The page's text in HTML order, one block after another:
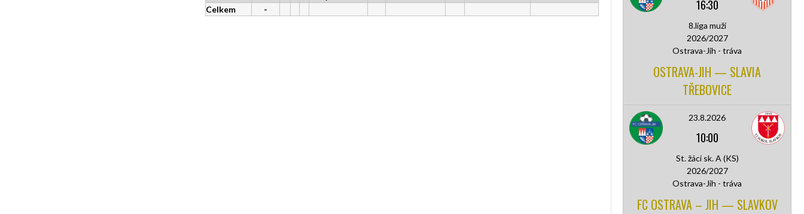
Celkem
- 16:30
8.liga muži
2026/2027
Ostrava-Jih - tráva
OSTRAVA-JIH — SLAVIA
TŘEBOVICE
23.8.2026
10:00
St. žáci sk. A (KS)
2026/2027
Ostrava-Jih - tráva
FC OSTRAVA – JIH — SLAVKOV